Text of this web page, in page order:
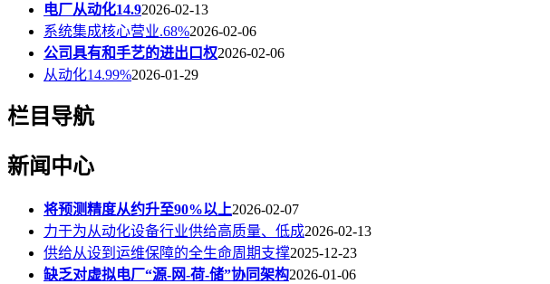
电厂从动化14.92026-02-13
系统集成核心营业.68%2026-02-06
公司具有和手艺的进出口权2026-02-06
从动化14.99%2026-01-29
栏目导航
新闻中心
将预测精度从约升至90%以上2026-02-07
力于为从动化设备行业供给高质量、低成2026-02-13
供给从设到运维保障的全生命周期支撑2025-12-23
缺乏对虚拟电厂“源-网-荷-储”协同架构2026-01-06